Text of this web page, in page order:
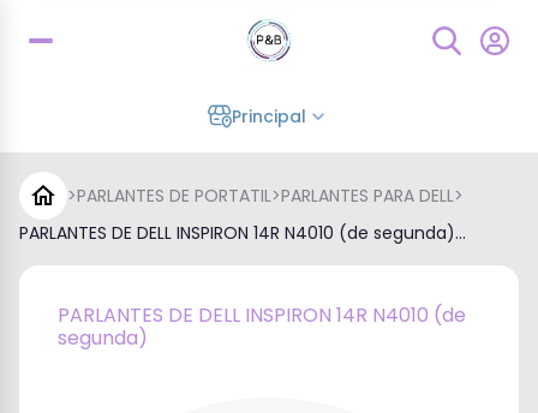
Principal
>PARLANTES DE PORTATIL>PARLANTES PARA DELL>
PARLANTES DE DELL INSPIRON 14R N4010 (de segunda)...
PARLANTES DE DELL INSPIRON 14R N4010 (de
segunda)